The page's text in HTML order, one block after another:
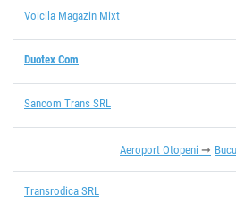
Voicila Magazin Mixt
Duotex Com
Sancom Trans SRL
Aeroport Otopeni
Transrodica SRL